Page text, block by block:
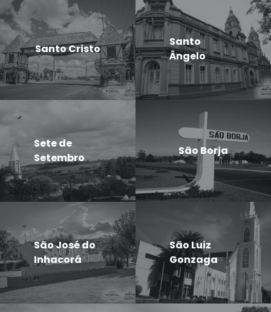
Santo Cristo
Santo
Ângelo
Sete de
Setembro
São Borja
São José do
Inhacorá
São Luiz
Gonzaga